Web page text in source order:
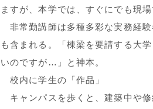
ますが、本学では、すぐにでも現
非常勤講師は多種多彩な実務経
も含まれる。「棟梁を要請する大
いのですが…」と神本。
校内に学生の「作品」
キャンパスを歩くと、建築中や